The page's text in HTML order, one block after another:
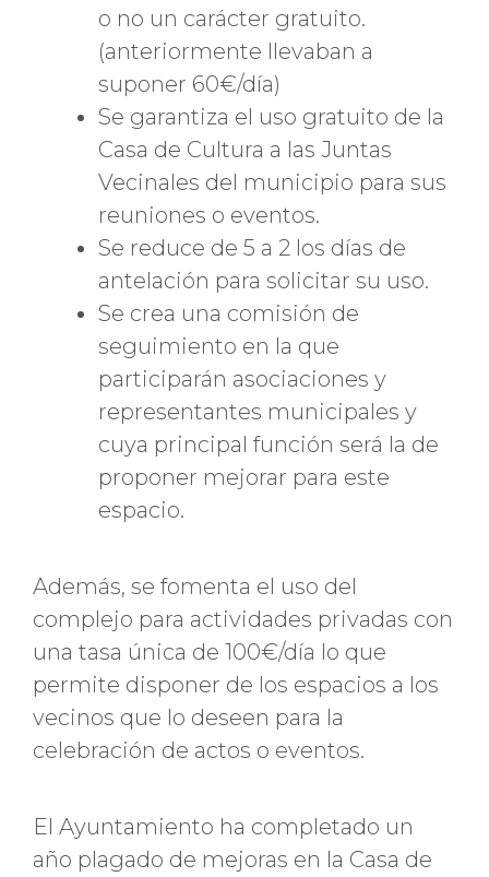
o no un carácter gratuito.
(anteriormente llevaban a
suponer 60€/día)
Se garantiza el uso gratuito de la
Casa de Cultura a las Juntas
Vecinales del municipio para sus
reuniones o eventos.
Se reduce de 5 a 2 los días de
antelación para solicitar su uso.
Se crea una comisión de
seguimiento en la que
participarán asociaciones y
representantes municipales y
cuya principal función será la de
proponer mejorar para este
espacio.
Además, se fomenta el uso del
complejo para actividades privadas con
una tasa única de 100€/día lo que
permite disponer de los espacios a los
vecinos que lo deseen para la
celebración de actos o eventos.
El Ayuntamiento ha completado un
año plagado de mejoras en la Casa de